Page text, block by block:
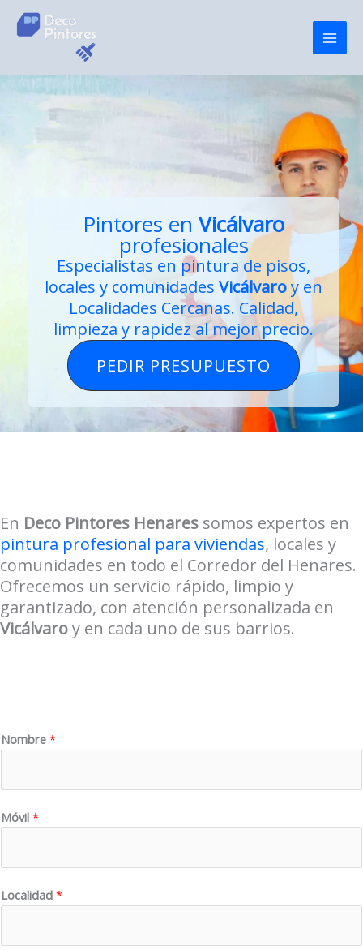
Pintores en Vicálvaro
profesionales
Especialistas en pintura de pisos,
locales y comunidades Vicálvaroy en
Localidades Cercanas. Calidad,
limpieza y rapidez al mejor precio.
PEDIR PRESUPUESTO
En Deco Pintores Henares somos expertos en
pintura profesional para viviendas, locales y
comunidades en todo el Corredor del Henares.
Ofrecemos un servicio rápido, limpio y
garantizado, con atención personalizada en
Vicálvaroy en cada uno de sus barrios.
Nombre *
Móvil *
Localidad *